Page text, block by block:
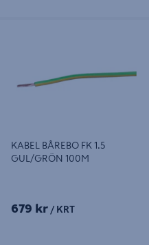
KABEL BÅREBO FK 1.5
GUL/GRÖN 100M
679 kr / KRT